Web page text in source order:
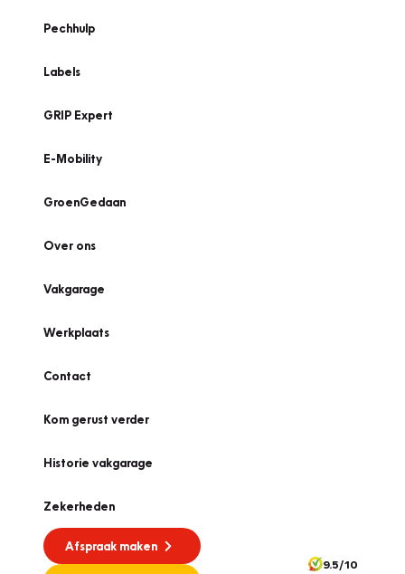
Pechhulp
Labels
GRIP Expert
E-Mobility
GroenGedaan
Over ons
Vakgarage
Werkplaats
Contact
Kom gerust verder
Historie vakgarage
Zekerheden
Afspraak maken
9.5/10